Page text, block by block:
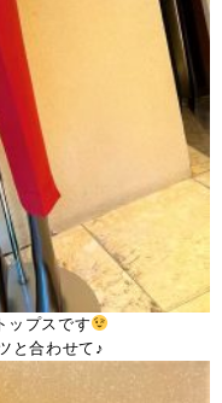
ップスです
と合わせて♪